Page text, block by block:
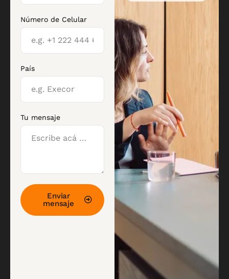
Número de Celular
País
Tu mensaje
Enviar
mensaje